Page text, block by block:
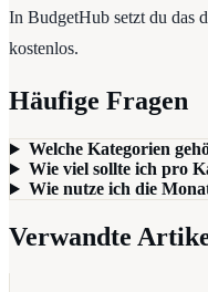
In BudgetHub setzt du das
kostenlos.
Häufige Fragen
Welche Kategorien
Wie viel sollte ich pro
Wie nutze ich die
Verwandte